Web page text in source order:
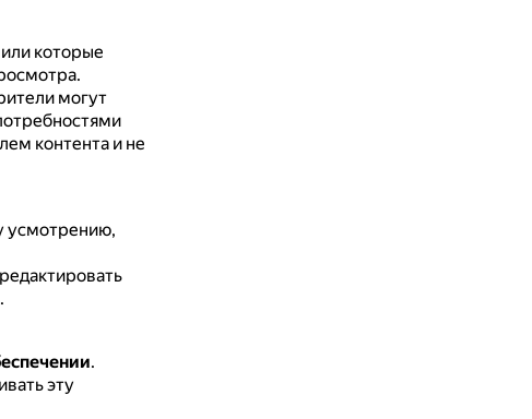
которые
могут
контента и не
усмотрению,
.
эту